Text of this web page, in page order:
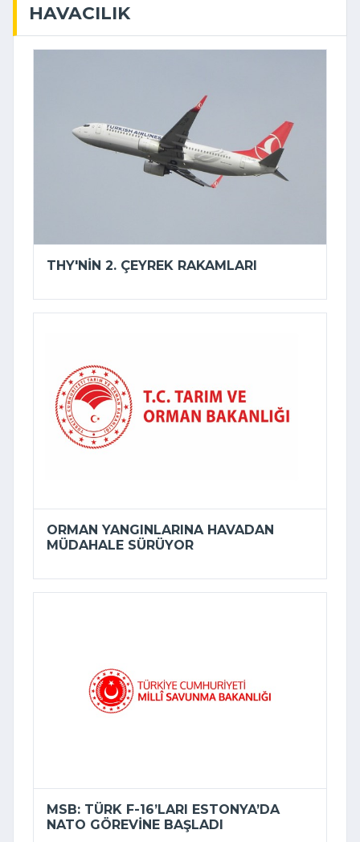
HAVACILIK
THY'NIN 2. ÇEYREK RAKAMLARI
ORMAN YANGINLARINA HAVADAN
MÜDAHALE SÜRÜYOR
MSB: TÜRK F-16’LARI ESTONYA’DA
NATO GÖREVINE BAŞLADI